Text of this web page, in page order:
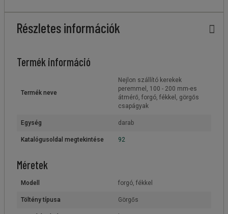
Részletes információk
Termék információ
Termék neve
Nejlon szállító kerekek
peremmel, 100 - 200 mm-es
átmérő, forgó, fékkel, görgős
csapágyak
Egység darab
Katalógusoldal megtekintése 92
Méretek
Modell forgó, fékkel
Töltény típusa Görgős